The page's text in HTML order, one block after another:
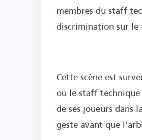
membres du staff
discrimination sur
Cette scène est
où le staff
de ses joueurs dans
geste avant que